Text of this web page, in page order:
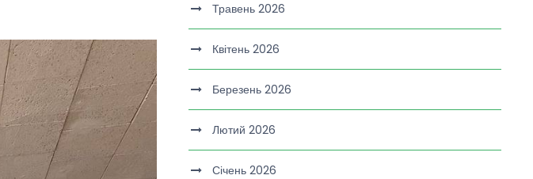
Травень 2026
Квітень 2026
Березень 2026
Лютий 2026
Січень 2026